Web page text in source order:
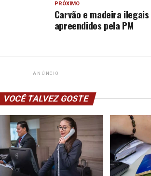
PRÓXIMO
Carvão e madeira ilegais
apreendidos pela PM
ANÚNCIO
VOCÊ TALVEZ GOSTE